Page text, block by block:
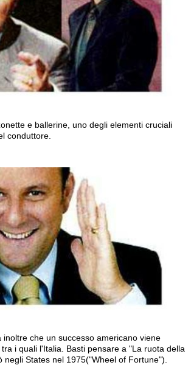
e ballerine, uno degli elementi cruciali
conduttore.
inoltre che un successo americano viene
i quali l'Italia. Basti pensare a "La ruota della
negli States nel 1975("Wheel of Fortune").